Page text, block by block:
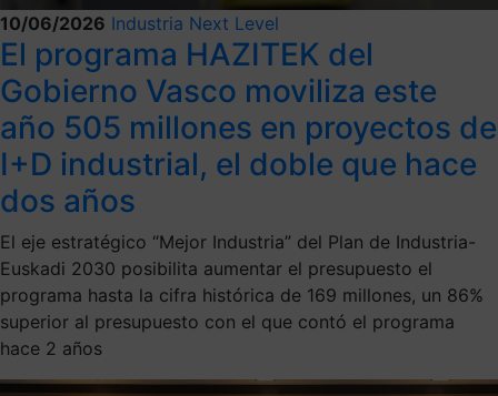
10/06/2026 Industria Next Level
El programa HAZITEK del
Gobierno Vasco moviliza este
año 505 millones en proyectos de
I+D industrial, el doble que hace
dos años
El eje estratégico “Mejor Industria” del Plan de Industria-
Euskadi 2030 posibilita aumentar el presupuesto el
programa hasta la cifra histórica de 169 millones, un 86%
superior al presupuesto con el que contó el programa
hace 2 años